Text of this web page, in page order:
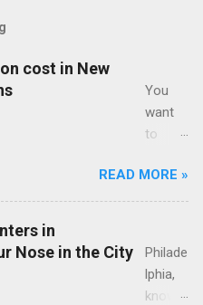
cost in New
You
want
to
how
much
in New
READ MORE »
in
Nose in the City
Philade
lphia,
known